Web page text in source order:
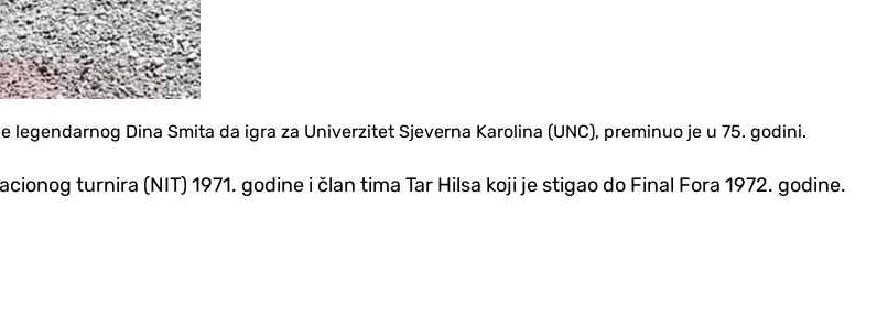
Dina Smita da igra za Univerzitet Sjeverna Karolina (UNC), preminuo je u 75. godini.
turnira (NIT) 1971. godine i član tima Tar Hilsa koji je stigao do Final Fora 1972. godine.